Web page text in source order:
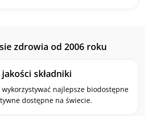
zdrowia od 2006 roku
składniki
wykorzystywać najlepsze biodostępne
dostępne na świecie.